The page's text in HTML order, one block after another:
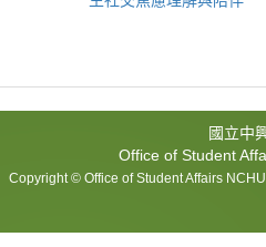
國立中
Office of Student
Copyright © Office of Student Affairs